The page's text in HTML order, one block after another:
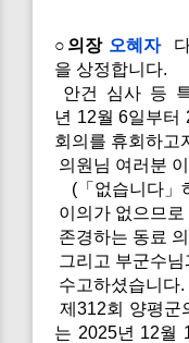
○의장 오혜자다
을 상정합니다.
안건 심사 등
년 12월 6일부터
회의를 휴회하고
의원님 여러분
(「없습니다」
이의가 없으므
존경하는 동료
그리고 부군수
수고하셨습니다.
제312회 양평군
는 2025년 12월